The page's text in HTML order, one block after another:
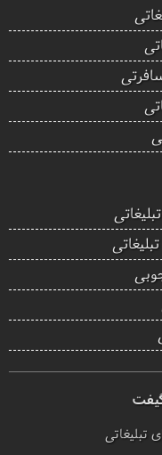
تبلیغاتی